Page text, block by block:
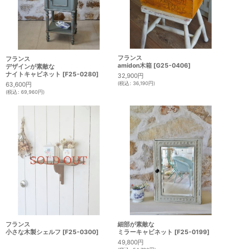
フランス
デザインが素敵な
ナイトキャビネット [F25-0280]
63,600円
(税込: 69,960円)
フランス
amidon木箱 [G25-0406]
32,900円
(税込: 36,190円)
フランス
小さな木製シェルフ [F25-0300]
細部が素敵な
ミラーキャビネット [F25-0199]
49,800円